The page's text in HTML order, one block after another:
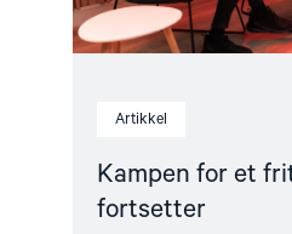
Artikkel
Kampen for et
fortsetter